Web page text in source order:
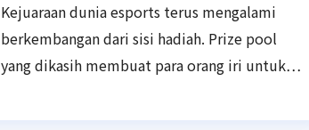
Kejuaraan dunia esports terus mengalami
berkembangan dari sisi hadiah. Prize pool
yang dikasih membuat para orang iri untuk…